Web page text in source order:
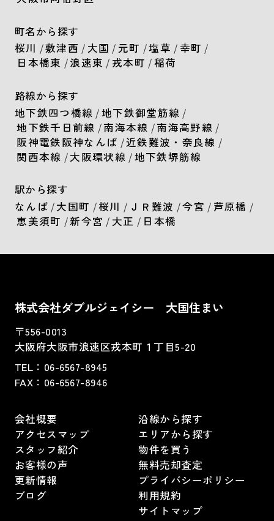
町名から探す
桜川 /敷津西 / 大国 / 元町 /塩草 / 幸町 /
日本橋東 /浪速東 / 戎本町 /稲荷
路線から探す
地下鉄四つ橋線 /地下鉄御堂筋線 /
地下鉄千日前線 /南海本線 /南海高野線 /
阪神電鉄阪神なんば /近鉄難波・奈良線 /
関西本線 /大阪環状線 /地下鉄堺筋線
駅から探す
なんば /大国町 /桜川 / ＪＲ難波 /今宮 / 芦原橋 /
恵美須町 /新今宮 / 大正 / 日本橋
株式会社ダブルジェイシー 大国住まい
〒556-0013
大阪府大阪市浪速区戎本町１丁目5-20
TEL： 06-6567-8945
FAX：06-6567-8946
会社概要
アクセスマップ
スタッフ紹介
お客様の声
更新情報
ブログ
沿線から探す
エリアから探す
物件を買う
無料売却査定
プライバシーポリシー
利用規約
サイトマップ